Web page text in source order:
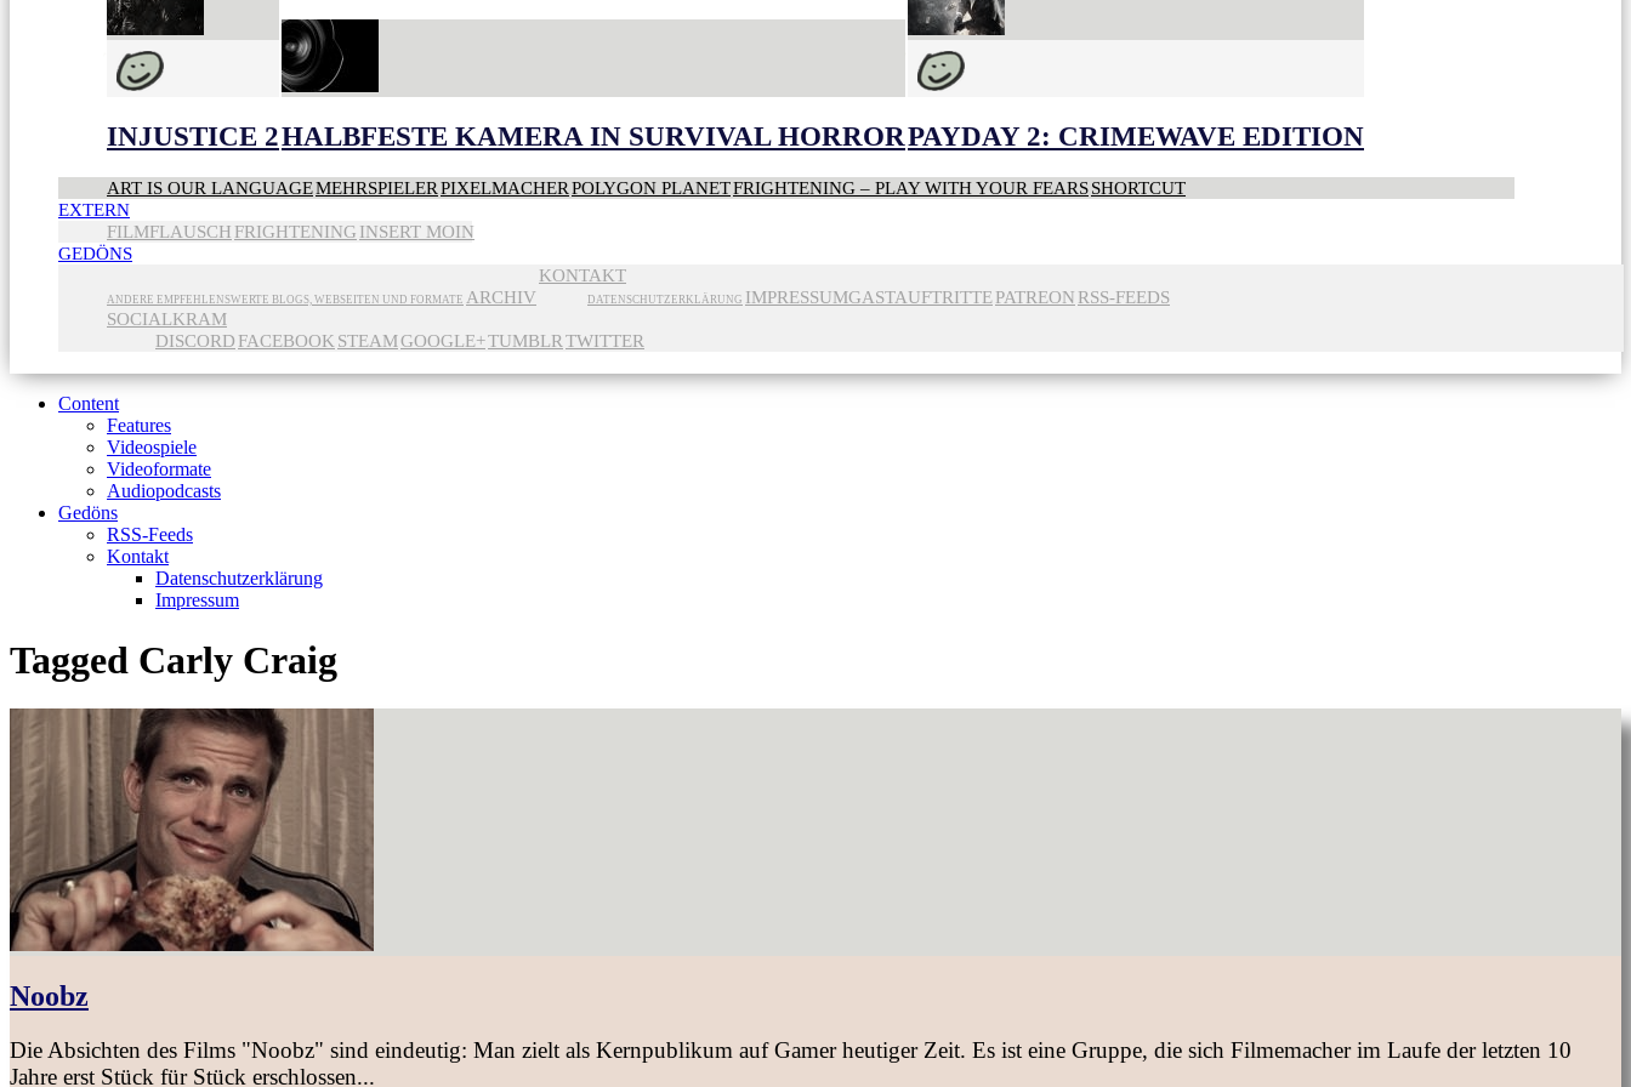
INJUSTICE 2HALBFESTE KAMERA IN SURVIVAL HORRORPAYDAY 2: CRIMEWAVE EDITION
ART IS OUR LANGUAGEMEHRSPIELERPIXELMACHERPOLYGON PLANETFRIGHTENING – PLAY WITH YOUR FEARSSHORTCUT
EXTERN
FILMFLAUSCH FRIGHTENING INSERT MOIN
GEDÖNS
ANDERE EMPFEHLENSWERTE BLOGS, WEBSEITEN UND FORMATE ARCHIV
KONTAKT
DATENSCHUTZERKLÄRUNG IMPRESSUMGASTAUFTRITTEPATREON RSS-FEEDS
SOCIALKRAM
DISCORD FACEBOOK STEAMGOOGLE+TUMBLRTWITTER
Content
Features
Videospiele
Videoformate
Audiopodcasts
Gedöns
RSS-Feeds
Kontakt
Datenschutzerklärung
Impressum
Tagged Carly Craig
Noobz
Die Absichten des Films "Noobz" sind eindeutig: Man zielt als Kernpublikum auf Gamer heutiger Zeit. Es ist eine Gruppe, die sich Filmemacher im Laufe der letzten 10
Jahre erst Stück für Stück erschlossen...